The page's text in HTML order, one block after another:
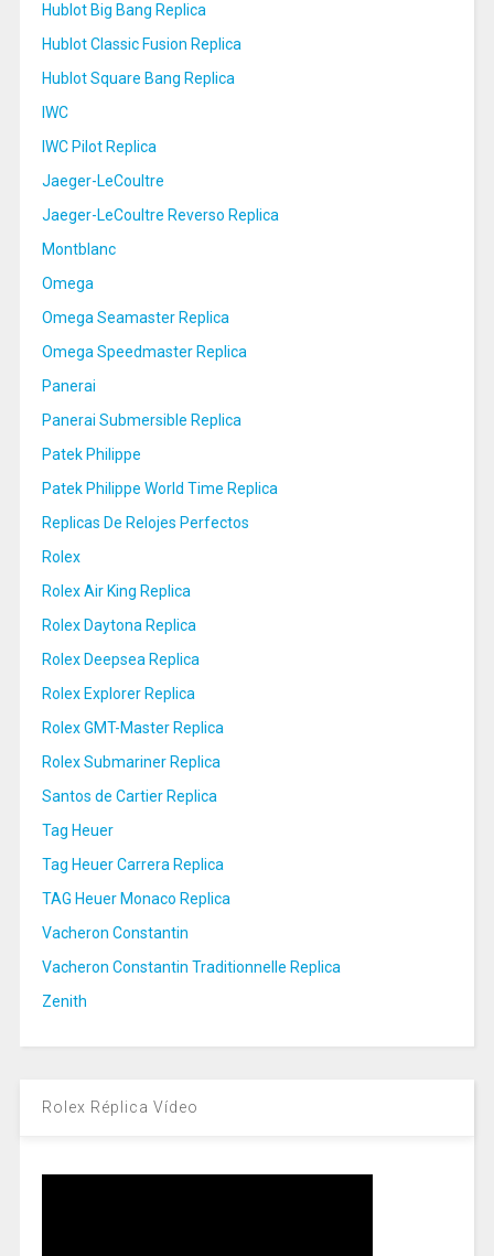
Hublot Big Bang Replica
Hublot Classic Fusion Replica
Hublot Square Bang Replica
IWC
IWC Pilot Replica
Jaeger-LeCoultre
Jaeger-LeCoultre Reverso Replica
Montblanc
Omega
Omega Seamaster Replica
Omega Speedmaster Replica
Panerai
Panerai Submersible Replica
Patek Philippe
Patek Philippe World Time Replica
Replicas De Relojes Perfectos
Rolex
Rolex Air King Replica
Rolex Daytona Replica
Rolex Deepsea Replica
Rolex Explorer Replica
Rolex GMT-Master Replica
Rolex Submariner Replica
Santos de Cartier Replica
Tag Heuer
Tag Heuer Carrera Replica
TAG Heuer Monaco Replica
Vacheron Constantin
Vacheron Constantin Traditionnelle Replica
Zenith
Rolex Réplica Vídeo